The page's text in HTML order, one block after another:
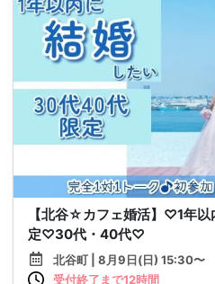
【北谷☆カフェ婚活】♡1年以
定♡30代・40代♡
北谷町 | 8月9日(日) 15:30〜
受付終了まで12時間